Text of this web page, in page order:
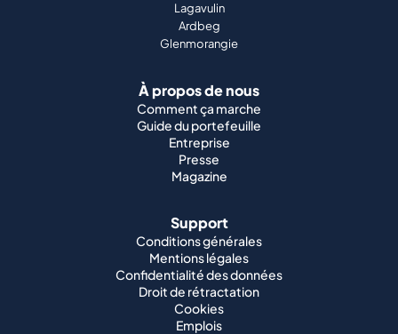
Lagavulin
Ardbeg
Glenmorangie
À propos de nous
Comment ça marche
Guide du portefeuille
Entreprise
Presse
Magazine
Support
Conditions générales
Mentions légales
Confidentialité des données
Droit de rétractation
Cookies
Emplois